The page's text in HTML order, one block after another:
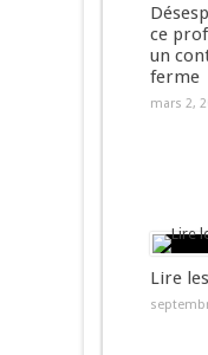
ce
un
ferme
mars 2,
Lire